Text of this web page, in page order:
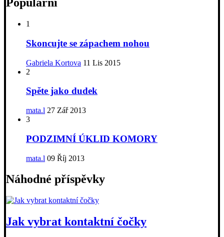
Populární
1
Skoncujte se zápachem nohou
Gabriela Kortova 11 Lis 2015
2
Spěte jako dudek
mata.l 27 Zář 2013
3
PODZIMNÍ ÚKLID KOMORY
mata.l 09 Říj 2013
Náhodné příspěvky
Jak vybrat kontaktní čočky